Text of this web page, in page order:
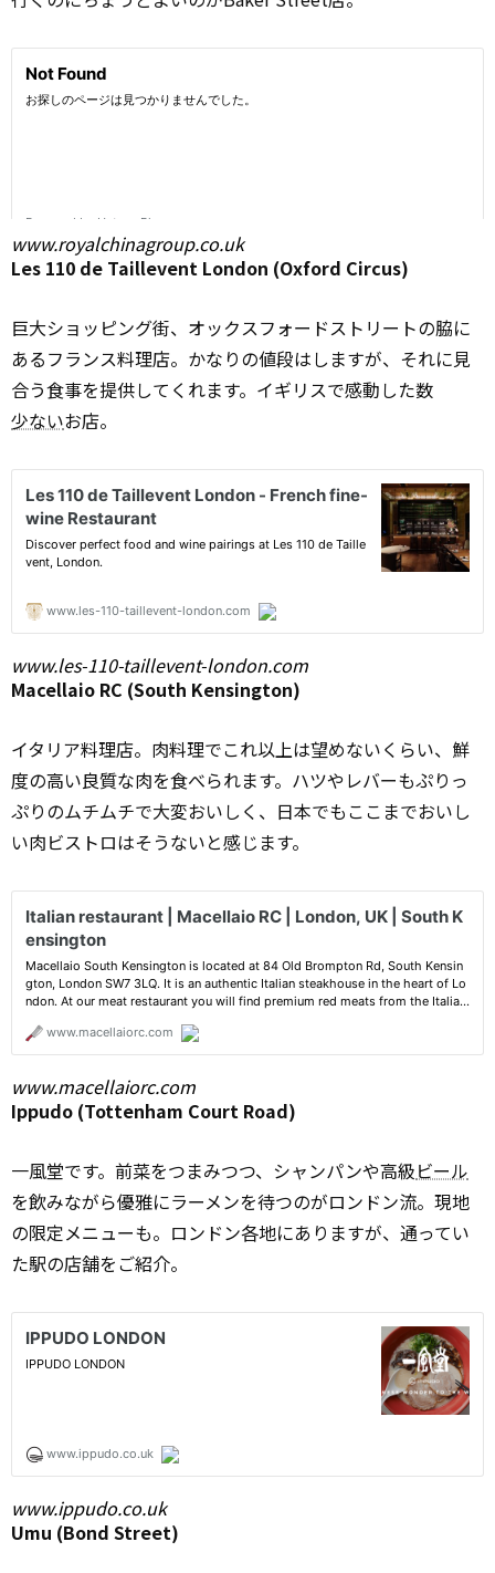
www.royalchinagroup.co.uk
Les 110 de Taillevent London (Oxford Circus)
巨大ショッピング街、オックスフォードストリートの脇に
あるフランス料理店。かなりの値段はしますが、それに見
合う食事を提供してくれます。イギリスで感動した数
少ないお店。
www.les-110-taillevent-london.com
Macellaio RC (South Kensington)
イタリア料理店。肉料理でこれ以上は望めないくらい、鮮
度の高い良質な肉を食べられます。ハツやレバーもぷりっ
ぷりのムチムチで大変おいしく、日本でもここまでおいし
い肉ビストロはそうないと感じます。
www.macellaiorc.com
Ippudo (Tottenham Court Road)
一風堂です。前菜をつまみつつ、シャンパンや高級ビール
を飲みながら優雅にラーメンを待つのがロンドン流。現地
の限定メニューも。ロンドン各地にありますが、通ってい
た駅の店舗をご紹介。
www.ippudo.co.uk
Umu (Bond Street)